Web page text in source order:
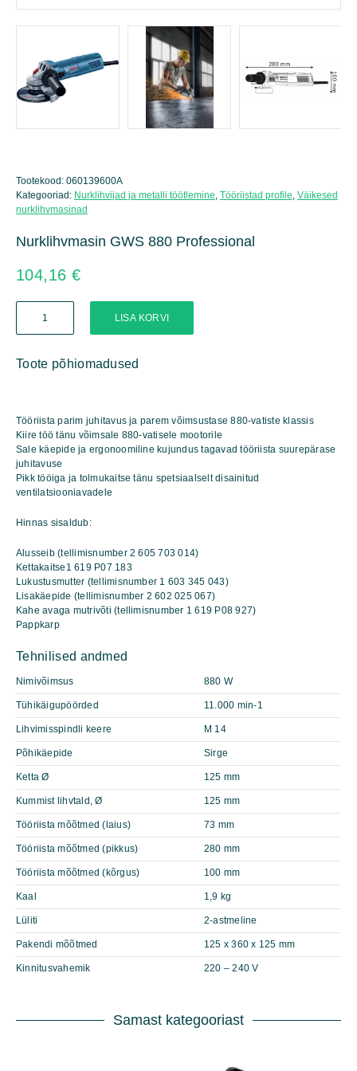
Tootekood: 060139600A
Kategooriad: Nurklihvijad ja metalli töötlemine Tööriistad profile Väikesed
nurklihvmasinad
Nurklihvmasin GWS 880 Professional
104,16 €
880
kogus
LISA KORVI
Toote põhiomadused
Tööriista parim juhitavus ja parem võimsustase 880-vatiste klassis
Kiire töö tänu võimsale 880-vatisele mootorile
Sale käepide ja ergonoomiline kujundus tagavad tööriista suurepärase
juhitavuse
Pikk tööiga ja tolmukaitse tänu spetsiaalselt disainitud
ventilatsiooniavadele
Hinnas sisaldub:
Alusseib (tellimisnumber 2 605 703 014)
Kettakaitse1 619 P07 183
Lukustusmutter (tellimisnumber 1 603 345 043)
Lisakäepide (tellimisnumber 2 602 025 067)
Kahe avaga mutrivõti (tellimisnumber 1 619 P08 927)
Pappkarp
Tehnilised andmed
Nimivõimsus 880 W
Tühikäigupöörded 11.000 min-1
Lihvimisspindli keere M 14
Põhikäepide Sirge
Ketta Ø 125 mm
Kummist lihvtald, Ø 125 mm
Tööriista mõõtmed (laius) 73 mm
Tööriista mõõtmed (pikkus) 280 mm
Tööriista mõõtmed (kõrgus) 100 mm
Kaal 1,9 kg
Lüliti 2-astmeline
Pakendi mõõtmed 125 x 360 x 125 mm
Kinnitusvahemik 220 – 240 V
Samast kategooriast